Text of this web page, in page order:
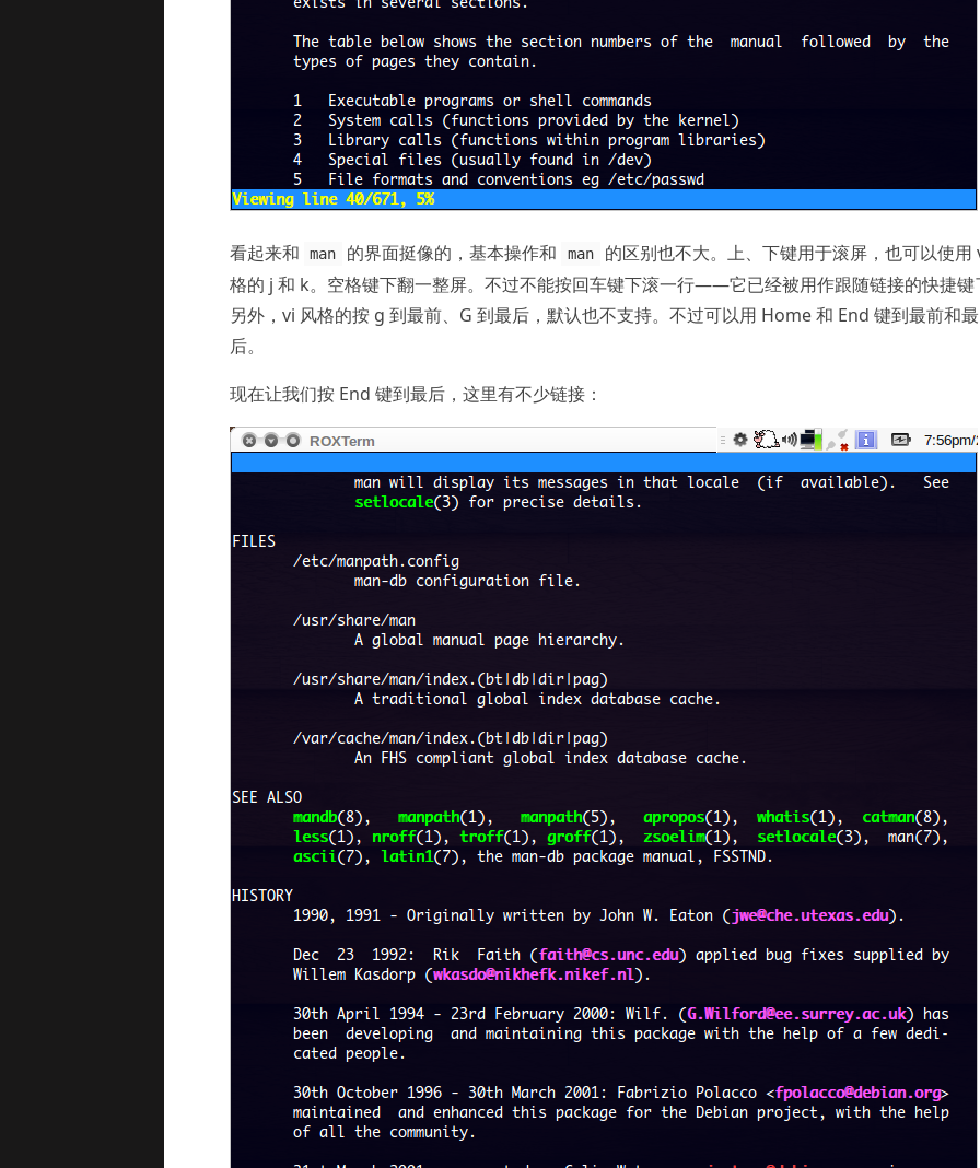
看起来和 man 的界面挺像的，基本操作和 man
的区别也不大。上、下键用于滚屏，也可以使用
格的 j 和 k。空格键下翻一整屏。不过不能按回车键下滚一行——它已经被用作跟随链接的快捷键
另外，vi 风格的按 g 到最前、G 到最后，默认也不支持。不过可以用 Home 和 End 键到最前和最
后。
现在让我们按 End 键到最后，这里有不少链接：